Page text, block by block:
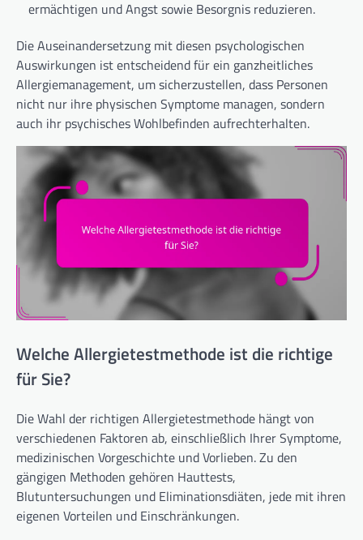
ermächtigen und Angst sowie Besorgnis reduzieren.
Die Auseinandersetzung mit diesen psychologischen
Auswirkungen ist entscheidend für ein ganzheitliches
Allergiemanagement, um sicherzustellen, dass Personen
nicht nur ihre physischen Symptome managen, sondern
auch ihr psychisches Wohlbefinden aufrechterhalten.
Welche Allergietestmethode ist die richtige
für Sie?
Die Wahl der richtigen Allergietestmethode hängt von
verschiedenen Faktoren ab, einschließlich Ihrer Symptome,
medizinischen Vorgeschichte und Vorlieben. Zu den
gängigen Methoden gehören Hauttests,
Blutuntersuchungen und Eliminationsdiäten, jede mit ihren
eigenen Vorteilen und Einschränkungen.